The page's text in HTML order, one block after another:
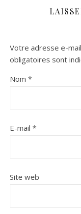
Votre adresse e-
obligatoires sont
Nom *
E-mail *
Site web